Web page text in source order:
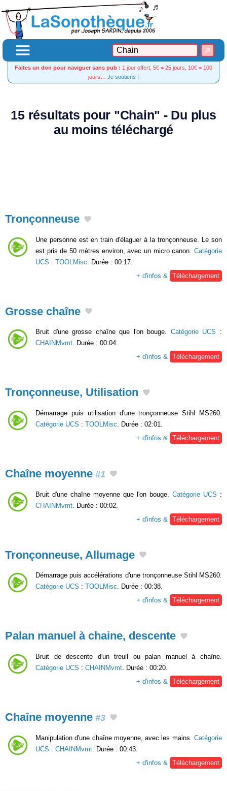
Faites un don pour naviguer sans pub : 1 jour offert, 5€ = 25 jours, 10€ = 100
jours… Je soutiens !
15 résultats pour "Chain" - Du plus
au moins téléchargé
Tronçonneuse
Une personne est en train d'élaguer à la tronçonneuse. Le son
est pris de 50 mètres environ, avec un micro canon. Catégorie
UCS : TOOLMisc . Durée : 00:17.
+ d'infos &
Téléchargement
Grosse chaîne
Bruit d'une grosse chaîne que l'on bouge. Catégorie UCS :
CHAINMvmt. Durée : 00:04.
+ d'infos & Téléchargement
Tronçonneuse, Utilisation
Démarrage puis utilisation d'une tronçonneuse Stihl MS260.
Catégorie UCS : TOOLMisc . Durée : 02:01.
+ d'infos &
Téléchargement
Chaîne moyenne #1
Bruit d'une chaîne moyenne que l'on bouge. Catégorie UCS :
CHAINMvmt . Durée : 00:02.
+ d'infos &
Téléchargement
Tronçonneuse, Allumage
Démarrage puis accélérations d'une tronçonneuse Stihl MS260.
Catégorie UCS : TOOLMisc. Durée : 00:38.
+ d'infos & Téléchargement
Palan manuel à chaine, descente
Bruit de descente d'un treuil ou palan manuel à chaîne.
Catégorie UCS : CHAINMvmt . Durée : 00:20.
+ d'infos &
Téléchargement
Chaîne moyenne #3
Manipulation d'une chaîne moyenne, avec les mains. Catégorie
UCS : CHAINMvmt . Durée : 00:43.
+ d'infos &
Téléchargement